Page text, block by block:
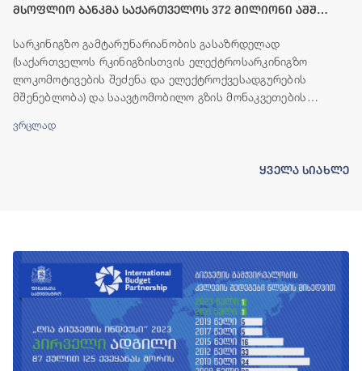
მსოფლიო ბანკმა საქართველოს 372 მილიონი აშშ
სარკინიგზო გამტარუნარიანობის გასაზრდელად
(საქართველოს რკინიგზისთვის ელექტროსარკინიგზო
ლოკომოტივების შეძენა და ელექტროქვესადგურების
მშენებლობა) და საავტომობილო გზის მონაკვეთების
მშენებლობისთვის, მსოფლიო ბანკის ჯგუფი საქართველოს
ვრცლად
ყველა სიახლე